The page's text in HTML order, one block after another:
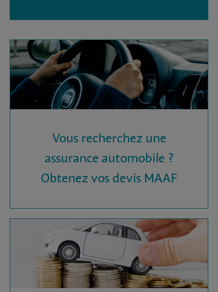
Vous recherchez une
assurance automobile ?
Obtenez vos devis MAAF